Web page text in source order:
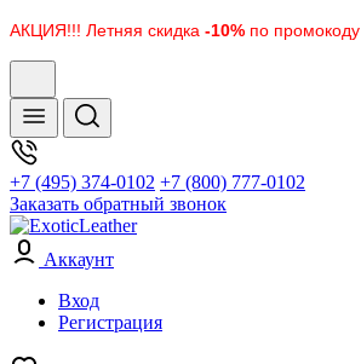
АКЦИЯ!!! Летняя скидка -10% по промокоду
+7 (495) 374-0102 +7 (800) 777-0102
Заказать обратный звонок
Аккаунт
Вход
Регистрация